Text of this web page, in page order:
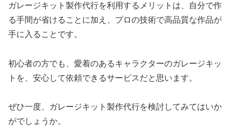
ガレージキット製作代行を利用するメリットは、自分で作
る手間が省けることに加え、プロの技術で高品質な作品が
手に入ることです。
初心者の方でも、愛着のあるキャラクターのガレージキッ
トを、安心して依頼できるサービスだと思います。
ぜひ一度、ガレージキット製作代行を検討してみてはいか
がでしょうか。